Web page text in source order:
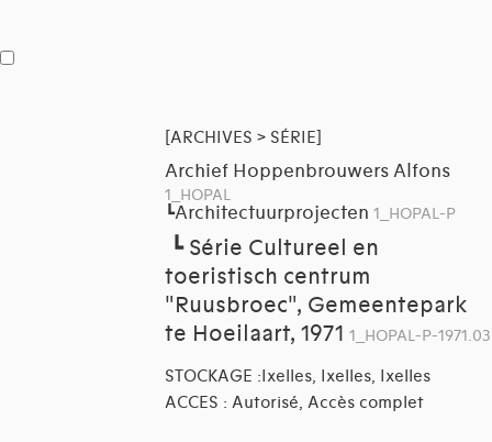
[ARCHIVES > SÉRIE]
Archief Hoppenbrouwers Alfons
1_HOPAL
┗Architectuurprojecten 1_HOPAL-P
┗ Série Cultureel en
toeristisch centrum
"Ruusbroec", Gemeentepark
te Hoeilaart, 1971 1_HOPAL-P-1971.03
STOCKAGE :Ixelles, Ixelles, Ixelles
ACCES : Autorisé, Accès complet